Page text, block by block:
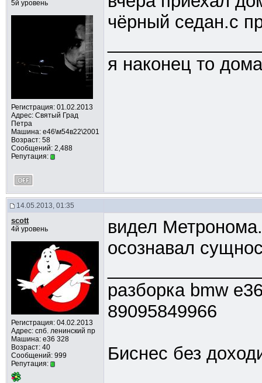
5й уровень
Регистрация: 01.02.2013
Адрес: Cвятый Град
Петра
Машина: е46\м54в22\2001
Возраст: 58
Сообщений: 2,488
Репутация:
чёрный седан.с
я наконец то дома
14.05.2013, 01:35
scott
4й уровень
Регистрация: 04.02.2013
Адрес: спб. ленинский пр
Машина: е36 328
Возраст: 40
Сообщений: 999
Репутация:
видел
осознавал
разборка bmw
89095849966
Биснес без